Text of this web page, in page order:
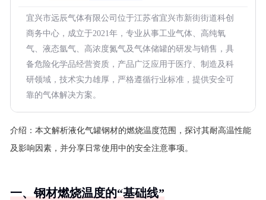
宜兴市远辰气体有限公司位于江苏省宜兴市新街街道科创
商务中心，成立于2021年，专业从事工业气体、高纯氧
气、液态氩气、高浓度氮气及气体储罐的研发与销售，具
备危险化学品经营资质，产品广泛应用于医疗、制造及科
研领域，技术实力雄厚，严格遵循行业标准，提供安全可
靠的气体解决方案。
介绍： 本文解析液化气罐钢材的燃烧温度范围，探讨其耐高温性能
及影响因素，并分享日常使用中的安全注意事项。
一、钢材燃烧温度的“基础线”